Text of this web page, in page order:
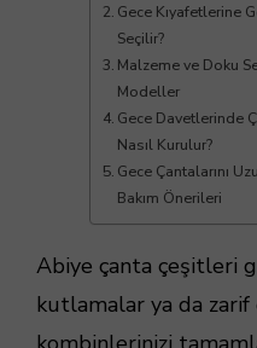
Gece Kıyafetlerine
Seçilir?
Malzeme ve Doku
Modeller
Gece Davetlerinde
Nasıl Kurulur?
Gece Çantalarını
Bakım Önerileri
Abiye çanta çeşitleri
kutlamalar ya da zarif